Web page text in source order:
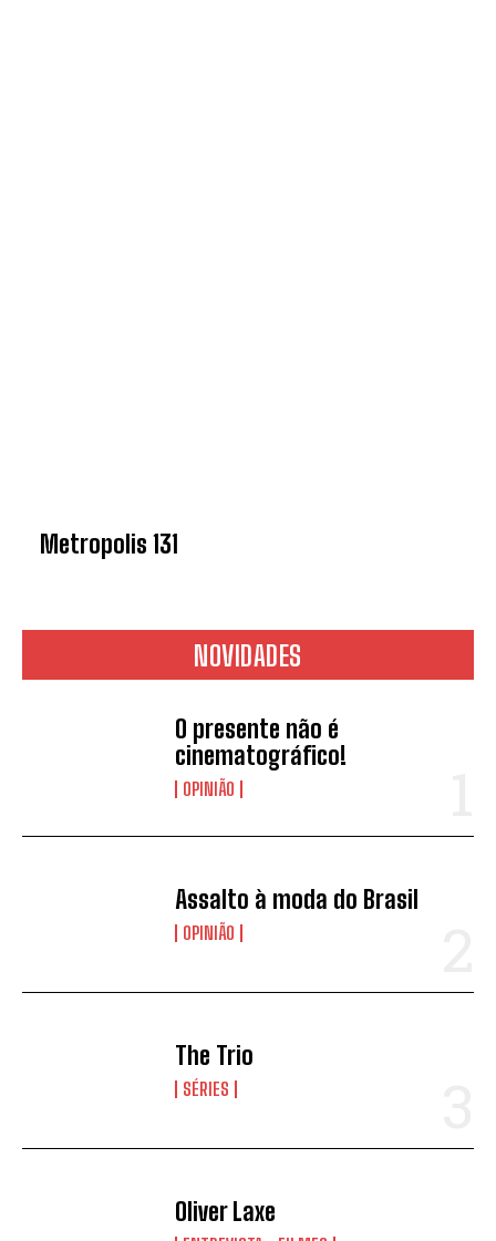
Metropolis 131
NOVIDADES
O presente não é
cinematográfico!
OPINIÃO
Assalto à moda do Brasil
OPINIÃO
The Trio
SÉRIES
Oliver Laxe